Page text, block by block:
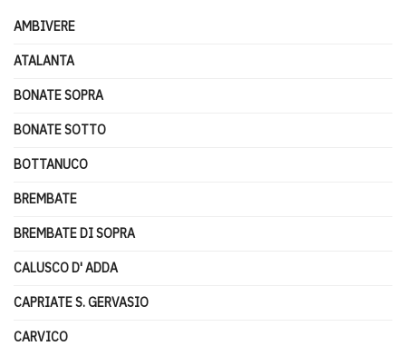
AMBIVERE
ATALANTA
BONATE SOPRA
BONATE SOTTO
BOTTANUCO
BREMBATE
BREMBATE DI SOPRA
CALUSCO D' ADDA
CAPRIATE S. GERVASIO
CARVICO